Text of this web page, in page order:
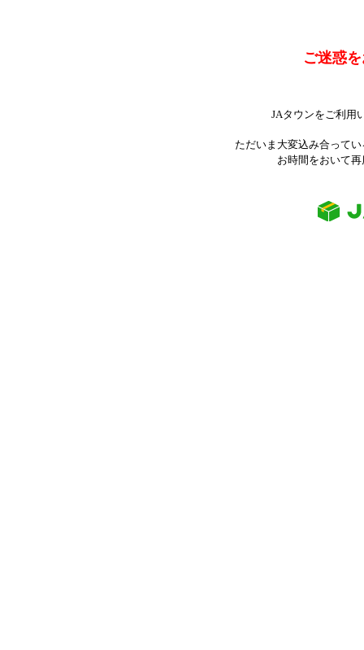
ご迷惑
JAタウンをご利用
ただいま大変込み合って
お時間をおいて